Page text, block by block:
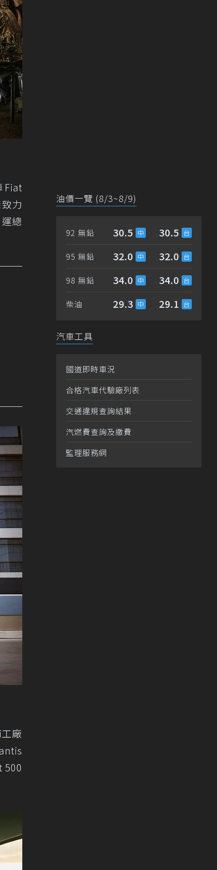
力
總
廠
500
油價一覽 (8/3~8/9)
92 無鉛 30.5 30.5
95 無鉛 32.0 32.0
98 無鉛 34.0 34.0
柴油 29.3 29.1
汽車工具
國道即時車況
合格汽車代驗廠列表
交通違規查詢結果
汽燃費查詢及繳費
監理服務網